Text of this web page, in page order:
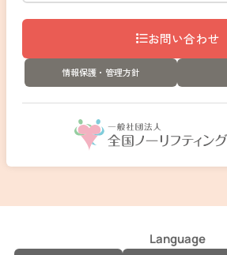
お問い合わせ
情報保護・管理方針
Language